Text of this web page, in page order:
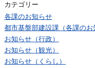
カテゴリー
各課のお知らせ
都市基盤部建設課（各課のお
お知らせ（行政）
お知らせ（観光）
お知らせ（くらし）